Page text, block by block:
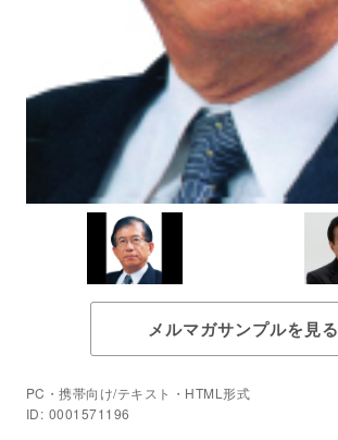
メルマガサンプルを見る
PC・携帯向け/テキスト・HTML形式
ID: 0001571196